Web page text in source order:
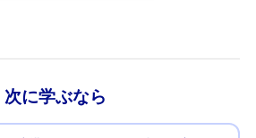
次に学ぶなら